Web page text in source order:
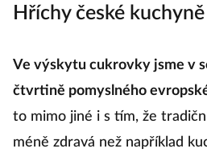
Hříchy české kuchyně
Ve výskytu cukrovky jsme v
čtvrtině pomyslného
to mimo jiné i s tím, že
méně zdravá než například